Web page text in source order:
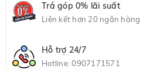
Trả góp 0% lãi suất
Liên kết hơn 20 ngân hàng
Hỗ trợ 24/7
Hotline:0907171571